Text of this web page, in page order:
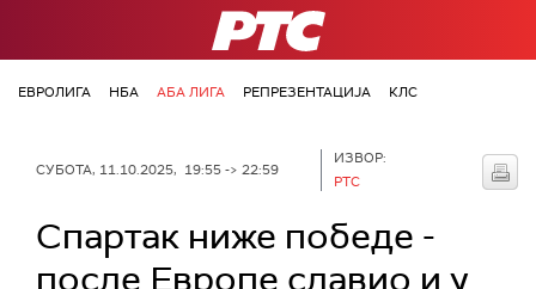
РТС
ЕВРОЛИГА НБА АБА ЛИГА РЕПРЕЗЕНТАЦИЈА КЛС
СУБОТА, 11.10.2025, 19:55 -> 22:59
ИЗВОР:
РТС
Спартак ниже победе -
после Европе славио и у